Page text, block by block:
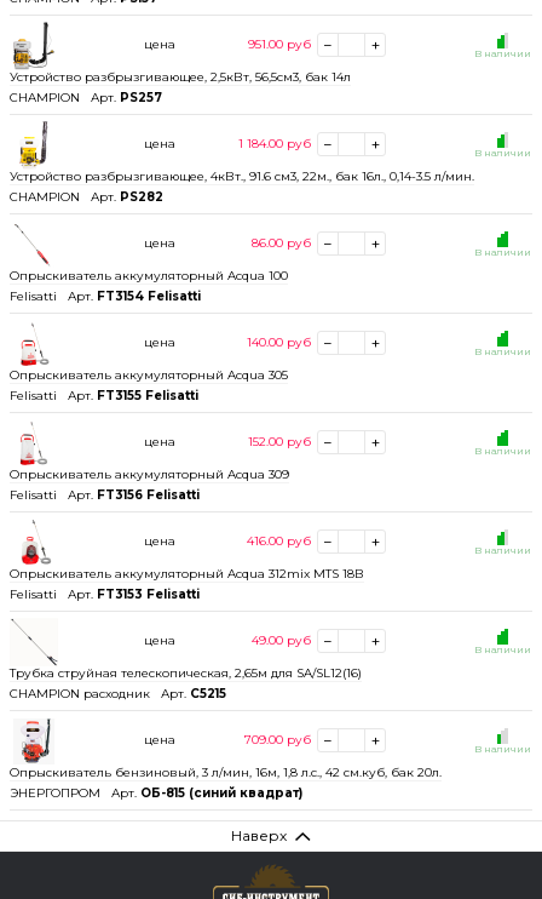
Устройство разбрызгивающее, 2,5кВт, 56,5см3, бак 14л
CHAMPION
Арт. PS257
В наличии
цена 951.00 руб
Устройство разбрызгивающее, 4кВт., 91.6 см3, 22м., бак 16л., 0,14-3.5 л/мин.
CHAMPION
Арт. PS282
В наличии
цена 1 184.00 руб
Опрыскиватель аккумуляторный Acqua 100
Felisatti
Арт. FT3154 Felisatti
В наличии
цена 86.00 руб
Опрыскиватель аккумуляторный Acqua 305
Felisatti
Арт. FT3155 Felisatti
В наличии
цена 140.00 руб
Опрыскиватель аккумуляторный Acqua 309
Felisatti
Арт. FT3156 Felisatti
В наличии
цена 152.00 руб
Опрыскиватель аккумуляторный Acqua 312mix MTS 18В
Felisatti
Арт. FT3153 Felisatti
В наличии
цена 416.00 руб
Трубка струйная телескопическая, 2,65м для SA/SL12(16)
CHAMPION расходник
Арт. C5215
В наличии
цена 49.00 руб
Опрыскиватель бензиновый, 3 л/мин, 16м, 1,8 л.с., 42 см.куб, бак 20л.
ЭНЕРГОПРОМ
Арт. ОБ-815 (синий квадрат)
В наличии
цена 709.00 руб
Наверх